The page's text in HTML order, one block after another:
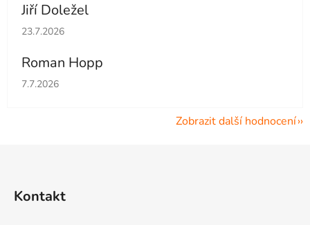
Jiří Doležel
Hodnocení obchodu je 5 z 5 hvězdiček.
23.7.2026
Roman Hopp
Hodnocení obchodu je 5 z 5 hvězdiček.
7.7.2026
Zobrazit další hodnocení
Kontakt